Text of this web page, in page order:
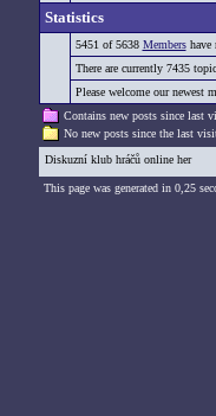
Statistics
5451 of 5638 Membershave
There are currently 7435
Please welcome our newest
Contains new posts since last
No new posts since the last
Diskuzní klub hráčů online her
This page was generated in 0,25